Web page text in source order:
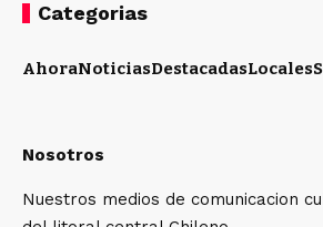
Categorias
AhoraNoticiasDestacadasLocales
Nosotros
Nuestros medios de comunicacion